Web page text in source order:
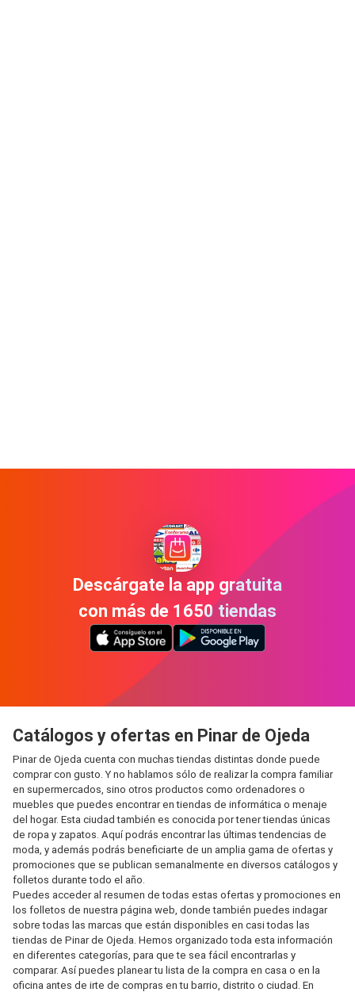
Descárgate la app gratuita
con más de 1650 tiendas
Catálogos y ofertas en Pinar de Ojeda
Pinar de Ojeda cuenta con muchas tiendas distintas donde puede
comprar con gusto. Y no hablamos sólo de realizar la compra familiar
en supermercados, sino otros productos como ordenadores o
muebles que puedes encontrar en tiendas de informática o menaje
del hogar. Esta ciudad también es conocida por tener tiendas únicas
de ropa y zapatos. Aquí podrás encontrar las últimas tendencias de
moda, y además podrás beneficiarte de un amplia gama de ofertas y
promociones que se publican semanalmente en diversos catálogos y
folletos durante todo el año.
Puedes acceder al resumen de todas estas ofertas y promociones en
los folletos de nuestra página web, donde también puedes indagar
sobre todas las marcas que están disponibles en casi todas las
tiendas de Pinar de Ojeda. Hemos organizado toda esta información
en diferentes categorías, para que te sea fácil encontrarlas y
comparar. Así puedes planear tu lista de la compra en casa o en la
oficina antes de irte de compras en tu barrio, distrito o ciudad. En